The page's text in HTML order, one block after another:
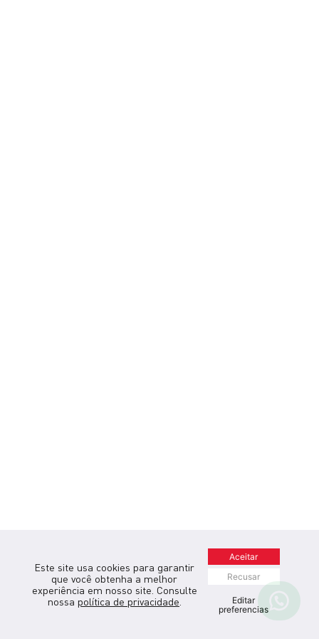
Este site usa cookies para garantir
que você obtenha a melhor
experiência em nosso site. Consulte
nossa política de privacidade
Aceitar
Recusar
Editar
preferencias